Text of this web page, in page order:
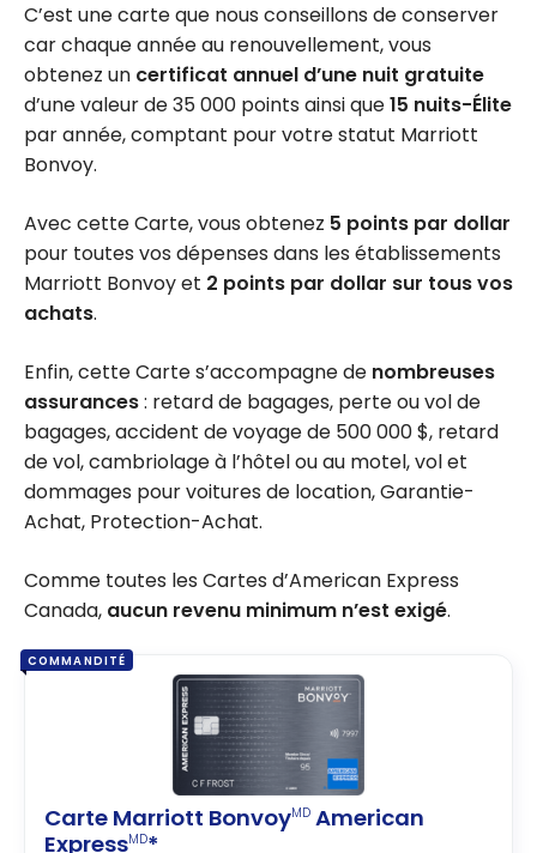
C’est une carte que nous conseillons de conserver
car chaque année au renouvellement, vous
obtenez un certificat annuel d’une nuit gratuite
d’une valeur de 35 000 points ainsi que15 nuits-Élite
par année, comptant pour votre statut Marriott
Bonvoy.
Avec cette Carte, vous obtenez 5 points par dollar
pour toutes vos dépenses dans les établissements
Marriott Bonvoy et 2 points par dollar sur tous vos
achats.
Enfin, cette Carte s’accompagne de nombreuses
assurances: retard de bagages, perte ou vol de
bagages, accident de voyage de 500 000 $, retard
de vol, cambriolage à l’hôtel ou au motel, vol et
dommages pour voitures de location, Garantie-
Achat, Protection-Achat.
Comme toutes les Cartes d’American Express
Canada, aucun revenu minimum n’est exigé.
COMMANDITÉ
Carte Marriott BonvoyMD American
ExpressMD*